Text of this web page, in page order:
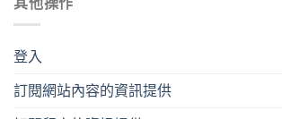
登入
訂閱網站內容的資訊提供